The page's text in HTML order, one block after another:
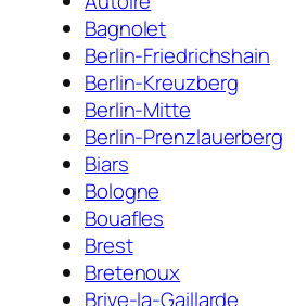
Bagnolet
Berlin-Friedrichshain
Berlin-Kreuzberg
Berlin-Mitte
Berlin-Prenzlauerberg
Biars
Bologne
Bouafles
Brest
Bretenoux
Brive-la-Gaillarde